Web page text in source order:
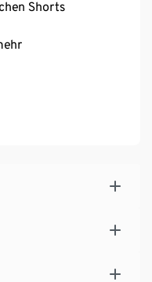
Shorts
Material